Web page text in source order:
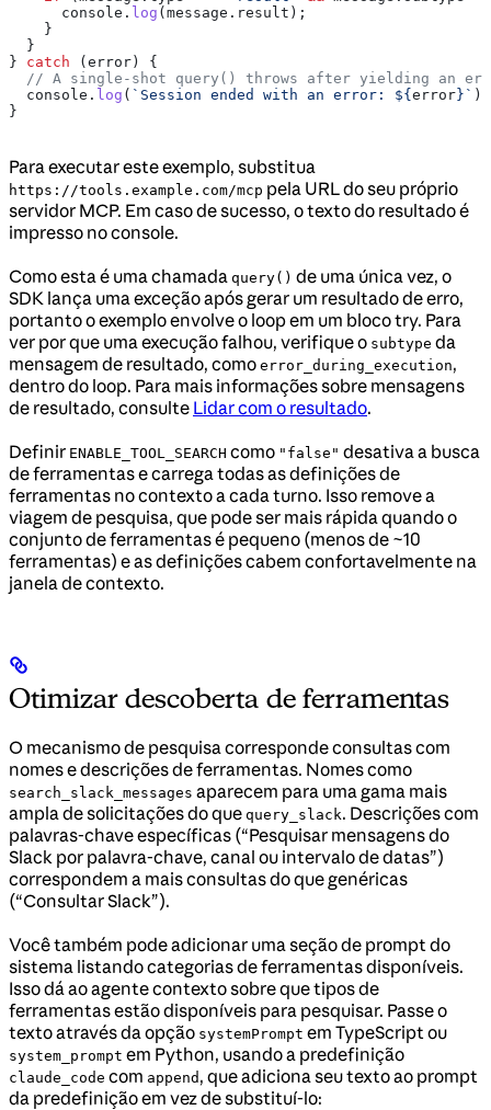
      console
. log ( message . result );
    }
  }
} catch ( error ) {
// A single-shot query() throws after yielding an
  console
. log ( `Session ended with an error: ${ error } ` );
}
Para executar este exemplo, substitua
https://tools.example.com/mcp pela URL do seu próprio
servidor MCP. Em caso de sucesso, o texto do resultado é
impresso no console.
Como esta é uma chamada query() de uma única vez, o
SDK lança uma exceção após gerar um resultado de erro,
portanto o exemplo envolve o loop em um bloco try. Para
ver por que uma execução falhou, verifique o subtype da
mensagem de resultado, como error_during_execution,
dentro do loop. Para mais informações sobre mensagens
de resultado, consulte Lidar com o resultado.
Definir ENABLE_TOOL_SEARCH como "false" desativa a busca
de ferramentas e carrega todas as definições de
ferramentas no contexto a cada turno. Isso remove a
viagem de pesquisa, que pode ser mais rápida quando o
conjunto de ferramentas é pequeno (menos de ~10
ferramentas) e as definições cabem confortavelmente na
janela de contexto.
Otimizar descoberta de ferramentas
O mecanismo de pesquisa corresponde consultas com
nomes e descrições de ferramentas. Nomes como
search_slack_messages aparecem para uma gama mais
ampla de solicitações do que query_slack. Descrições com
palavras-chave específicas (“Pesquisar mensagens do
Slack por palavra-chave, canal ou intervalo de datas”)
correspondem a mais consultas do que genéricas
(“Consultar Slack”).
Você também pode adicionar uma seção de prompt do
sistema listando categorias de ferramentas disponíveis.
Isso dá ao agente contexto sobre que tipos de
ferramentas estão disponíveis para pesquisar. Passe o
texto através da opção systemPrompt em TypeScript ou
system_prompt em Python, usando a predefinição
claude_code com append , que adiciona seu texto ao prompt
da predefinição em vez de substituí-lo: